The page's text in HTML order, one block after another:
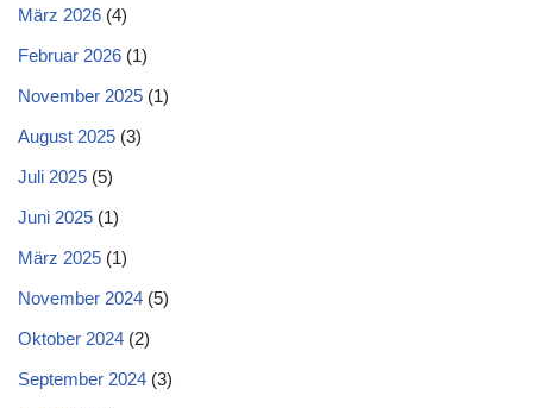
März 2026 (4)
Februar 2026 (1)
November 2025 (1)
August 2025 (3)
Juli 2025 (5)
Juni 2025 (1)
März 2025 (1)
November 2024 (5)
Oktober 2024 (2)
September 2024 (3)